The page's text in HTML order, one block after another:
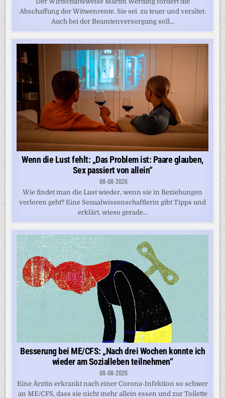
Abschaffung der Witwenrente. Sie sei zu teuer und veraltet.
Auch bei der Beamtenversorgung soll...
Wenn die Lust fehlt: „Das Problem ist: Paare glauben,
Sex passiert von allein“
08-08-2026
Wie findet man die Lust wieder, wenn sie in Beziehungen
verloren geht? Eine Sexualwissenschaftlerin gibt Tipps und
erklärt, wieso gerade...
Besserung bei ME/CFS: „Nach drei Wochen konnte ich
wieder am Sozialleben teilnehmen“
08-08-2026
Eine Ärztin erkrankt nach einer Corona-Infektion so schwer
an ME/CFS, dass sie nicht mehr allein essen und zur Toilette